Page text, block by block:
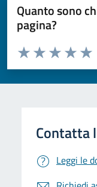
Quanto sono
pagina?
Valuta da 1 a 5 stelle la
Valuta
Valuta 3
Valuta 2 stelle
Valuta 1 stelle su 5
Leggi le